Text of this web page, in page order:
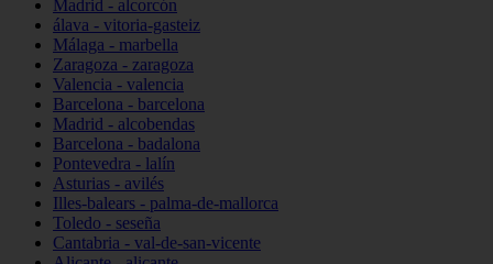
Madrid - alcorcón
álava - vitoria-gasteiz
Málaga - marbella
Zaragoza - zaragoza
Valencia - valencia
Barcelona - barcelona
Madrid - alcobendas
Barcelona - badalona
Pontevedra - lalín
Asturias - avilés
Illes-balears - palma-de-mallorca
Toledo - seseña
Cantabria - val-de-san-vicente